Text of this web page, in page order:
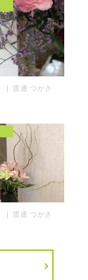
渡邊 つかさ
渡邊 つかさ